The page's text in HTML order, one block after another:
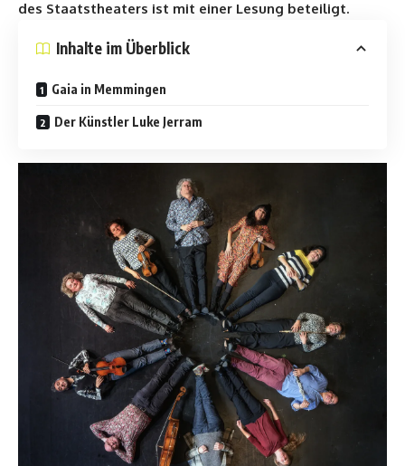
des Staatstheaters ist mit einer Lesung beteiligt.
Inhalte im Überblick
Gaia in Memmingen
Der Künstler Luke Jerram